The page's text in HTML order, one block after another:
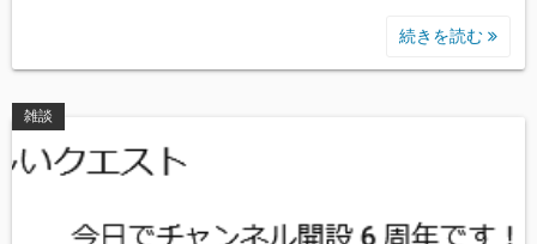
続きを読む
雑談